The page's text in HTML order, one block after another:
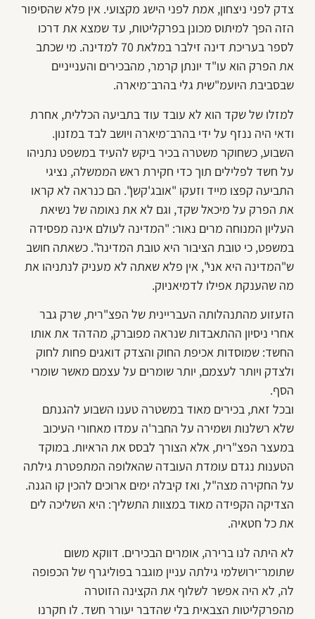
צדק לפני ניצחון, אמת לפני הישג מקצועי. אין פלא שהסיפור
הזה הפך למיתוס מכונן בפרקליטות, עד שמצא את דרכו
לספר בעריכת דינה זילבר במלאת 70 למדינה. מי שכתב
את הפרק הוא עו"ד יונתן קרמר, מהבכירים והענייניים
שבסביבת היועמ"שית גלי בהרב־מיארה.
למזלו של שקד הוא לא עובד עוד בתביעה הכללית, אחרת
ודאי היה ננזף על ידי בהרב־מיארה ויושב לבד במזנון.
השבוע, כשחוקר משטרה בכיר ביקש להעיד במשפט נתניהו
על חשד לפלילים תוך כדי חקירת ראש הממשלה, נציגי
התביעה קפצו מייד וזעקו "אובג'קשן". הם כנראה לא קראו
את הפרק על מיכאל שקד, וגם לא את נאומה של נשיאת
העליון המנוחה מרים נאור: "המדינה לעולם אינה מפסידה
במשפט, כי טובת הציבור היא טובת המדינה". כשאתה חושב
ש"המדינה היא אני", אין פלא שאתה לא מעניק לנתניהו את
מה שהענקת אפילו לדמיאניוק.
הזעזוע מהתנהלותה העבריינית של הפצ"רית, שרק גבר
אחרי ניסיון ההתאבדות שנראה מפוברק, מהדהד את אותו
החשד: שמוסדות אכיפת החוק והצדק דואגים פחות לחוק
ולצדק ויותר לעצמם, יותר שומרים על עצמם מאשר שומרי
הסף.
ובכל זאת, בכירים מאוד במשטרה טענו השבוע להגנתם
שלא רשלנות ושמירה על החבר'ה עמדו מאחורי העיכוב
במעצר הפצ"רית, אלא הצורך לבסס את הראיות. במוקד
הטענות נגדם עומדת העובדה שהאלופה המתפטרת גילתה
על החקירה מצה"ל, ואז קיבלה ימים ארוכים להכין קו הגנה.
הצדיקה הקפידה מאוד במצוות התשליך: היא השליכה לים
את כל חטאיה.
לא היתה לנו ברירה, אומרים הבכירים. דווקא משום
שתומר־ירושלמי גילתה עניין מוגבר בפוליגרף של הכפופה
לה, לא היה אפשר לשלוף את הקצינה הזוטרה
מהפרקליטות הצבאית בלי שהדבר יעורר חשד. לו חקרנו